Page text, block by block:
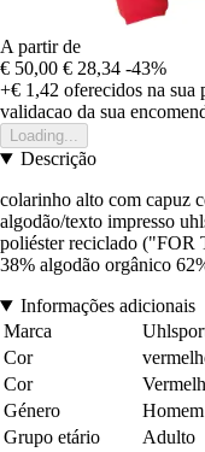
A partir de
€ 50,00 € 28,34 -43%
+€ 1,42 oferecidos na sua
validacao da sua
Loading...
Descrição
colarinho alto com capuz
algodão/texto impresso
poliéster reciclado
38% algodão orgânico
Informações adicionais
Marca
Cor
Cor
Género
Homem
Grupo etário
Adulto